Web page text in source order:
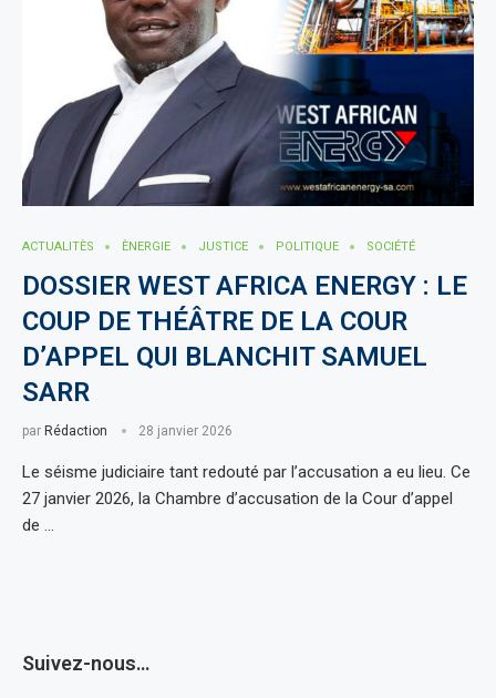
ACTUALITÈS ÈNERGIE JUSTICE POLITIQUE SOCIÉTÉ
DOSSIER WEST AFRICA ENERGY : LE
COUP DE THÉÂTRE DE LA COUR
D’APPEL QUI BLANCHIT SAMUEL
SARR
par Rédaction 28 janvier 2026
Le séisme judiciaire tant redouté par l’accusation a eu lieu. Ce
27 janvier 2026, la Chambre d’accusation de la Cour d’appel
de …
Suivez-nous…